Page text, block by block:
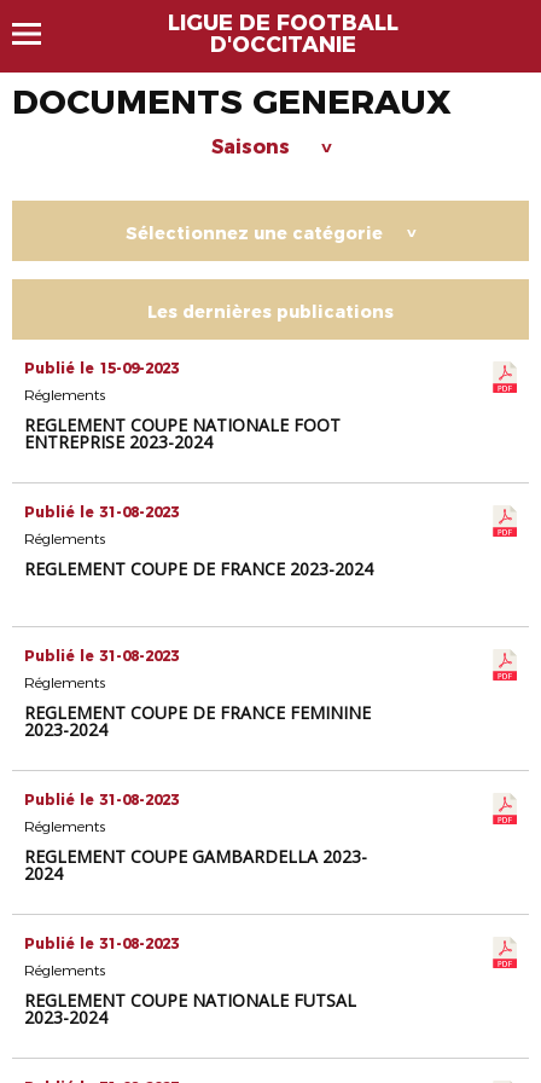
LIGUE DE FOOTBALL
D'OCCITANIE
DOCUMENTS GENERAUX
Saisons >
Sélectionnez une catégorie >
Les dernières publications
Publié le 15-09-2023
Réglements
REGLEMENT COUPE NATIONALE FOOT
ENTREPRISE 2023-2024
Publié le 31-08-2023
Réglements
REGLEMENT COUPE DE FRANCE 2023-2024
Publié le 31-08-2023
Réglements
REGLEMENT COUPE DE FRANCE FEMININE
2023-2024
Publié le 31-08-2023
Réglements
REGLEMENT COUPE GAMBARDELLA 2023-
2024
Publié le 31-08-2023
Réglements
REGLEMENT COUPE NATIONALE FUTSAL
2023-2024